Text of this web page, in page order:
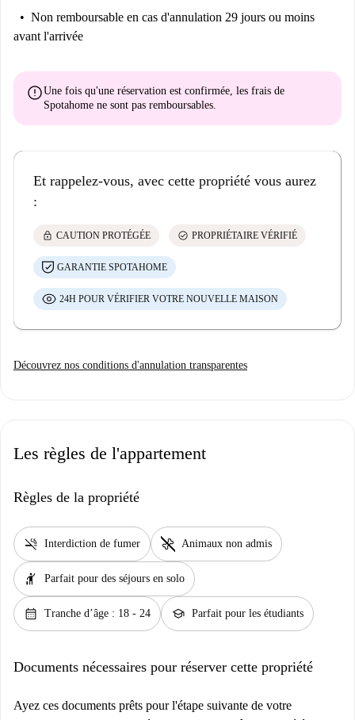
Non remboursable en cas d'annulation 29 jours ou moins
avant l'arrivée
errorUne fois qu'une réservation est confirmée, les frais de
Spotahome ne sont pas remboursables
Et rappelez-vous, avec cette propriété vous aurez
:
lock CAUTION PROTÉGÉE check_circle PROPRIÉTAIRE VÉRIFIÉ
GARANTIE SPOTAHOME
24H POUR VÉRIFIER VOTRE NOUVELLE MAISON
Découvrez nos conditions d'annulation transparentes
Les règles de l'appartement
Règles de la propriété
smoke_free Interdiction de fumer pet_supplies Animaux non admis
hail Parfait pour des séjours en solo
calendar_month Tranche d’âge : 18 - 24 school Parfait pour les étudiants
Documents nécessaires pour réserver cette propriété
Ayez ces documents prêts pour l'étape suivante de votre